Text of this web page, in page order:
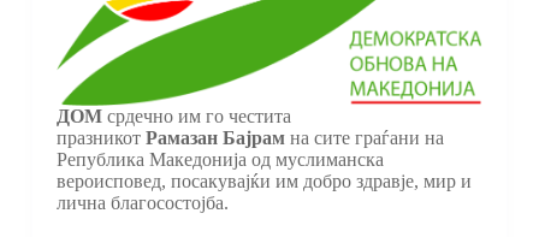
ДОМ срдечно им го честита
празникот Рамазан Бајрам на сите граѓани на
Република Македонија од муслиманска
вероисповед, посакувајќи им добро здравје, мир и
лична благосостојба.